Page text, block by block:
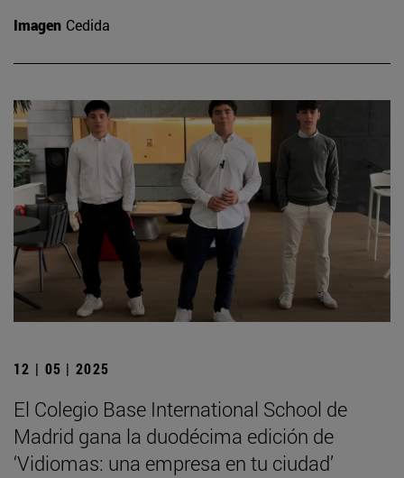
Imagen Cedida
12 | 05 | 2025
El Colegio Base International School de
Madrid gana la duodécima edición de
‘Vidiomas: una empresa en tu ciudad’